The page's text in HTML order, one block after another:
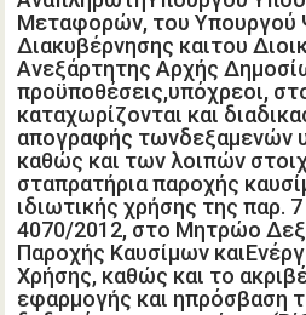
Καυσίμων
Χρήσης, καθώς
χρονοδιάγραμμα
ηπρόσβαση των
δεδομένα του
Μεταφορών, του Υπουργού
Διακυβέρνησης καιτου
Ανεξάρτητης Αρχής
προϋποθέσεις,υπόχρεοι,
καταχωρίζονται και
απογραφής τωνδεξαμενών
καθώς και των λοιπών
σταπρατήρια παροχής
ιδιωτικής χρήσης της παρ.
4070/2012, στο Μητρώο
Παροχής Καυσίμων
Χρήσης, καθώς και το
εφαρμογής και ηπρόσβαση